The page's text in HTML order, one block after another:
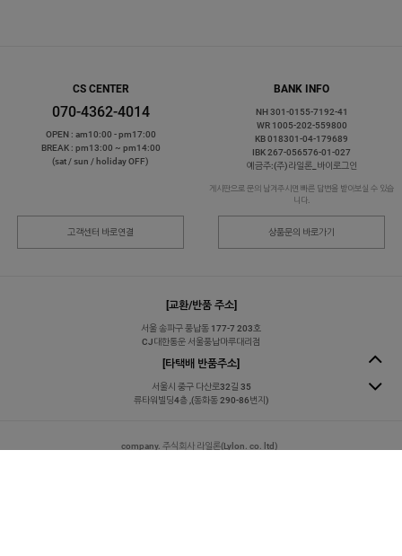
CS CENTER
070-4362-4014
OPEN : am10:00 - pm17:00
BREAK : pm13:00 ~ pm14:00
NH 301-0155-7192-41
WR 1005-202-559800
KB 018301-04-179689
IBK 267-056576-01-027
게시판으로 문의 남겨주시면 빠른 답변을 받아보실 수 있습
니다.
고객센터 바로연결 상품문의 바로가기
서울 송파구 풍납동 177-7 203호
CJ대한통운 서울풍납마루대리점
[타택배 반품주소]
서울시 중구 다산로32길 35